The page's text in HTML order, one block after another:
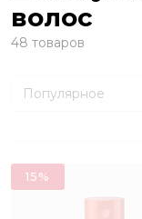
волос
48 товаров
Популярное
15%